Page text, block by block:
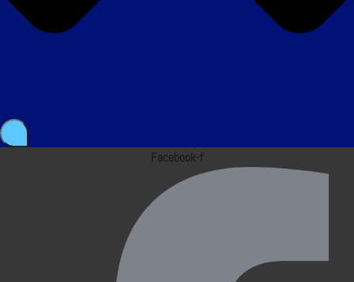
Facebook-f